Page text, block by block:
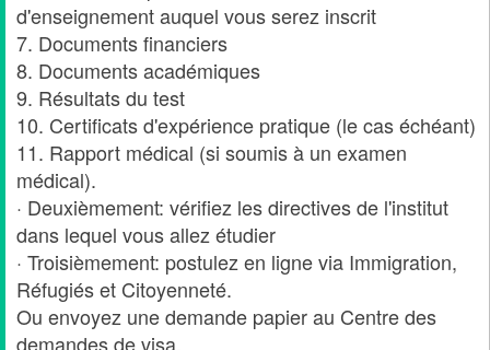
d'enseignement auquel vous serez inscrit
7. Documents financiers
8. Documents académiques
9. Résultats du test
10. Certificats d'expérience pratique (le cas échéant)
11. Rapport médical (si soumis à un examen
médical).
· Deuxièmement: vérifiez les directives de l'institut
dans lequel vous allez étudier
· Troisièmement: postulez en ligne via Immigration,
Réfugiés et Citoyenneté.
Ou envoyez une demande papier au Centre des
demandes de visa.